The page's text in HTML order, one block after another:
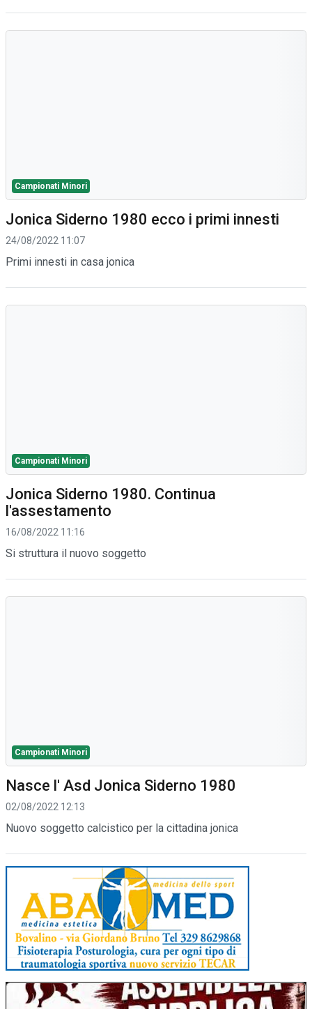
Campionati Minori
Jonica Siderno 1980 ecco i primi innesti
24/08/2022 11:07
Primi innesti in casa jonica
Campionati Minori
Jonica Siderno 1980. Continua
l'assestamento
16/08/2022 11:16
Si struttura il nuovo soggetto
Campionati Minori
Nasce l' Asd Jonica Siderno 1980
02/08/2022 12:13
Nuovo soggetto calcistico per la cittadina jonica